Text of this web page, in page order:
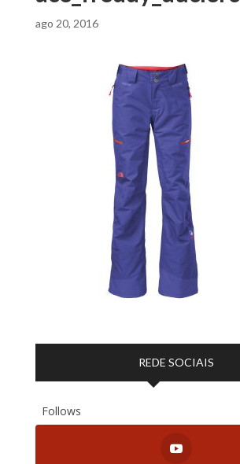
ago 20, 2016
REDE SOCIAIS
Follows